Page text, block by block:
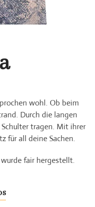
wohl. Ob beim
Durch die langen
tragen. Mit ihrer
für all deine Sachen.
fair hergestellt.